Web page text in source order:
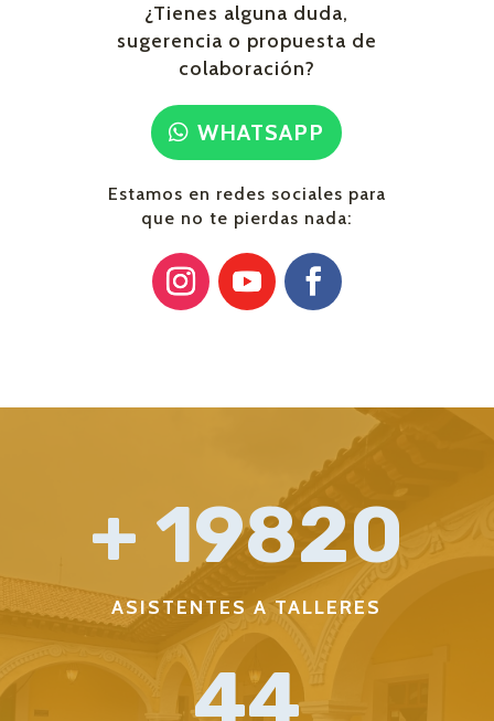
¿Tienes alguna duda,
sugerencia o propuesta de
colaboración?
WHATSAPP
Estamos en redes sociales para
que no te pierdas nada:
19820
ASISTENTES A TALLERES
44